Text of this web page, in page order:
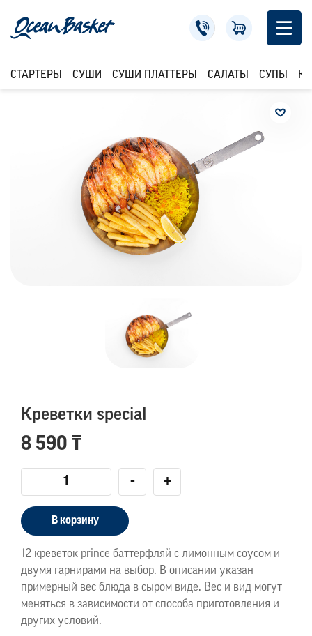
СТАРТЕРЫ СУШИ СУШИ ПЛАТТЕРЫ САЛАТЫ СУПЫ
Креветки special
8 590 ₸
- +
В корзину
12 креветок prince баттерфляй с лимонным соусом и
двумя гарнирами на выбор. В описании указан
примерный вес блюда в сыром виде. Вес и вид могут
меняться в зависимости от способа приготовления и
других условий.